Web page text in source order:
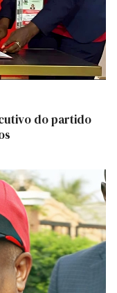
do partido